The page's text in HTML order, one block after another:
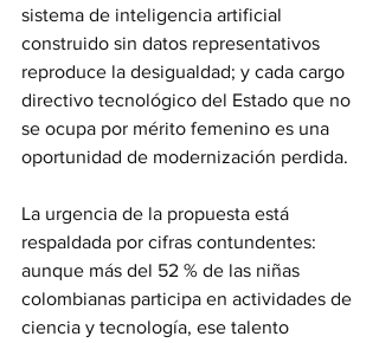
sistema de inteligencia artificial
construido sin datos representativos
reproduce la desigualdad; y cada cargo
directivo tecnológico del Estado que no
se ocupa por mérito femenino es una
oportunidad de modernización perdida.
La urgencia de la propuesta está
respaldada por cifras contundentes:
aunque más del 52 % de las niñas
colombianas participa en actividades de
ciencia y tecnología, ese talento